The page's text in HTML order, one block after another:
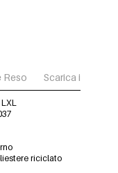
Reso Scarica immagini
riciclato